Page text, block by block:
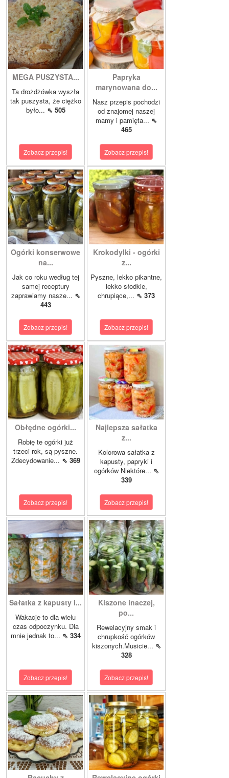
MEGA PUSZYSTA...
Ta drożdżówka wyszła
tak puszysta, że ciężko
było... ⇖ 505
Zobacz przepis!
Papryka
marynowana do...
Nasz przepis pochodzi
od znajomej naszej
mamy i pamięta... ⇖
465
Zobacz przepis!
Ogórki konserwowe
na...
Jak co roku według tej
samej receptury
zaprawiamy nasze... ⇖
443
Zobacz przepis!
Krokodylki - ogórki
z...
Pyszne, lekko pikantne,
lekko słodkie,
chrupiące,... ⇖ 373
Zobacz przepis!
Obłędne ogórki...
Robię te ogórki już
trzeci rok, są pyszne.
Zdecydowanie... ⇖ 369
Zobacz przepis!
Najlepsza sałatka
z...
Kolorowa sałatka z
kapusty, papryki i
ogórków Niektóre... ⇖
339
Zobacz przepis!
Sałatka z kapusty i...
Wakacje to dla wielu
czas odpoczynku. Dla
mnie jednak to... ⇖ 334
Zobacz przepis!
Kiszone inaczej,
po...
Rewelacyjny smak i
chrupkość ogórków
kiszonych.Musicie... ⇖
328
Zobacz przepis!